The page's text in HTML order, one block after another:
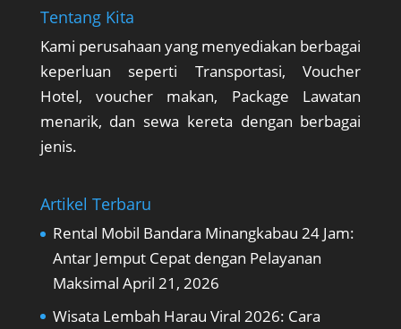
Tentang Kita
Kami perusahaan yang menyediakan berbagai
keperluan seperti Transportasi, Voucher
Hotel, voucher makan, Package Lawatan
menarik, dan sewa kereta dengan berbagai
jenis.
Artikel Terbaru
Rental Mobil Bandara Minangkabau 24 Jam:
Antar Jemput Cepat dengan Pelayanan
Maksimal April 21, 2026
Wisata Lembah Harau Viral 2026: Cara